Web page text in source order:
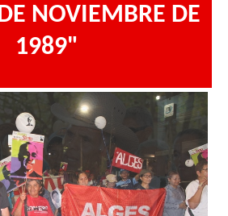
NOVIEMBRE DE
1989"